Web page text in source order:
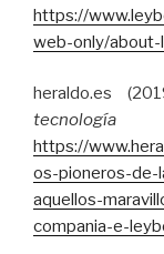
https://
web-only/
heraldo.es
https://
os-pioneros-de-
aquellos-
compania-e-